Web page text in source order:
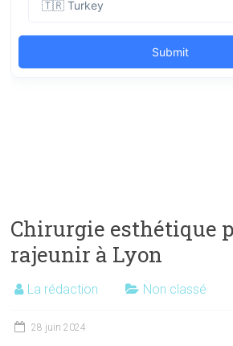
Chirurgie esthétique
rajeunir à Lyon
La rédaction Non classé
28 juin 2024